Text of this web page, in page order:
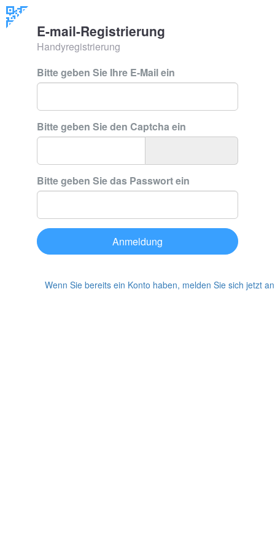
E-mail-Registrierung
Handyregistrierung
Bitte geben Sie Ihre E-Mail ein
Bitte geben Sie den Captcha ein
Bitte geben Sie das Passwort ein
Anmeldung
Wenn Sie bereits ein Konto haben, melden Sie sich jetzt an